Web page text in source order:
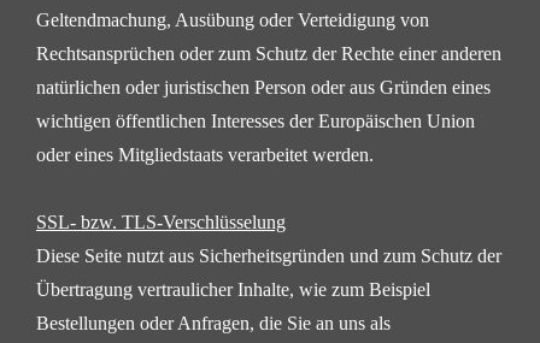
Geltendmachung, Ausübung oderVerteidigung von
Rechtsansprüchen oder zum Schutz der Rechte einer anderen
natürlichen oderjuristischen Person oder aus Gründen eines
wichtigen öffentlichen Interesses der Europäischen Union
odereines Mitgliedstaats verarbeitet werden.
SSL- bzw. TLS-Verschlüsselung
Diese Seite nutzt aus Sicherheitsgründen und zum Schutz der
Übertragung vertraulicher Inhalte, wie zum Beispiel
Bestellungen oder Anfragen, die Sie an uns als